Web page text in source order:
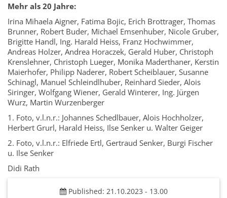
Mehr als 20 Jahre:
Irina Mihaela Aigner, Fatima Bojic, Erich Brottrager, Thomas
Brunner, Robert Buder, Michael Emsenhuber, Nicole Gruber,
Brigitte Handl, Ing. Harald Heiss, Franz Hochwimmer,
Andreas Holzer, Andrea Horaczek, Gerald Huber, Christoph
Krenslehner, Christoph Lueger, Monika Maderthaner, Kerstin
Maierhofer, Philipp Naderer, Robert Scheiblauer, Susanne
Schinagl, Manuel Schleindlhuber, Reinhard Sieder, Alois
Siringer, Wolfgang Wiener, Gerald Winterer, Ing. Jürgen
Wurz, Martin Wurzenberger
1. Foto, v.l.n.r.: Johannes Schedlbauer, Alois Hochholzer,
Herbert Grurl, Harald Heiss, Ilse Senker u. Walter Geiger
2. Foto, v.l.n.r.: Elfriede Ertl, Gertraud Senker, Burgi Fischer
u. Ilse Senker
Didi Rath
Published: 21.10.2023 - 13.00